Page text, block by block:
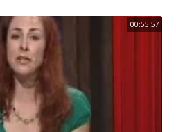
00:55:57